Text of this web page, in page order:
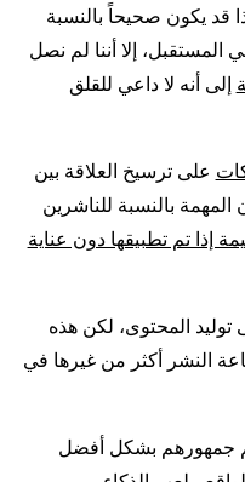
قد يكون صحيحاً بالنسبة
المستقبل، إلا أننا لم نصل
إلى أنه لا داعي للقلق
على ترسيخ العلاقة بين
بالنسبة للناشرين
إذا تم تطبيقها دون عناية
توليد المحتوى، لكن هذه
النشر أكثر من غيرها في
جمهورهم بشكل أفضل